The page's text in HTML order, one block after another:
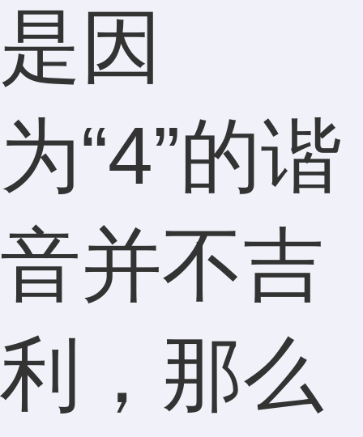
是因
为“4”的谐
音并不吉
利，那么